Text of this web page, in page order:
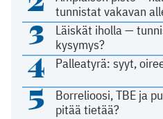
tunnistat vakavan
3
Läiskät iholla —
kysymys?
4 Palleatyrä: syyt,
5
Borrelioosi, TBE ja
pitää tietää?